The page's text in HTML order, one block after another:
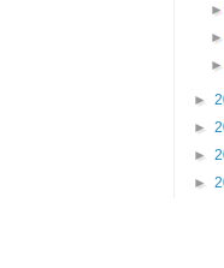
►
►
►
►